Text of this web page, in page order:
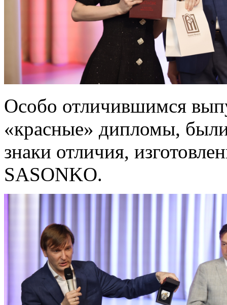
Особо отличившимся
«красные» дипломы,
знаки отличия,
SASONKO.